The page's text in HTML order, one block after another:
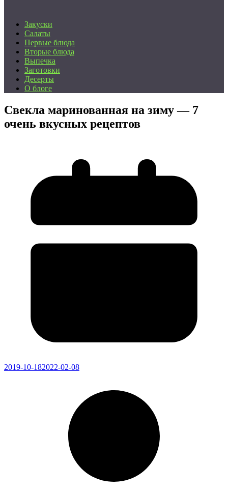
Закуски
Салаты
Первые блюда
Вторые блюда
Выпечка
Заготовки
Десерты
О блоге
Свекла маринованная на зиму — 7
очень вкусных рецептов
2019-10-182022-02-08